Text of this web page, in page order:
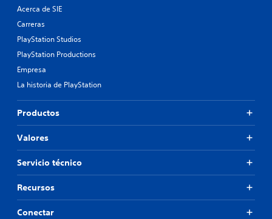
Acerca de SIE
Carreras
PlayStation Studios
PlayStation Productions
Empresa
La historia de PlayStation
Productos
Valores
Servicio técnico
Recursos
Conectar